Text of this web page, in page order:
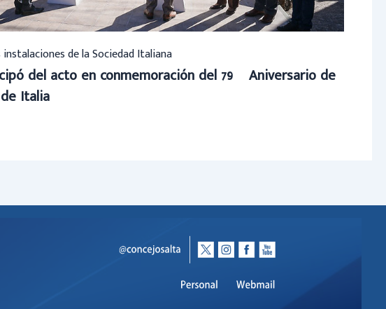
de la Sociedad Italiana
del acto en conmemoración del 79º Aniversario de
Italia